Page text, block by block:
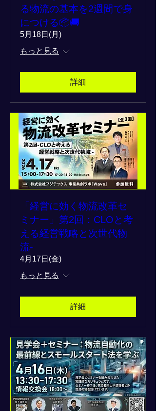
る物流の基本を2週間で身
につける📦🚚
5月18日(月)
もっと見る
詳細
「経営に効く物流改革セ
ミナー」第2回：CLOと考
える経営戦略と次世代物
流-
4月17日(金)
もっと見る
詳細